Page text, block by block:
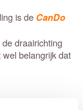
is de CanDo
draairichting
belangrijk dat
aan beide